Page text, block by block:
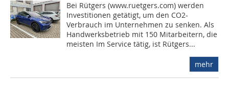
Bei Rütgers (www.ruetgers.com) werden
Investitionen getätigt, um den CO2-
Verbrauch im Unternehmen zu senken. Als
Handwerksbetrieb mit 150 Mitarbeitern, die
meisten Im Service tätig, ist Rütgers...
mehr